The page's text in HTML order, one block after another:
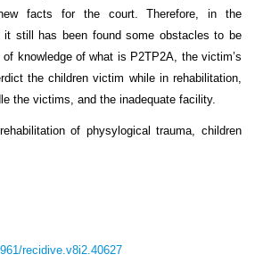
facts for the court. Therefore, in the
it still has been found some obstacles to be
knowledge of what is P2TP2A, the victim’s
the children victim while in rehabilitation,
the victims, and the inadequate facility.
of physylogical trauma, children
recidive.v8i2.40627